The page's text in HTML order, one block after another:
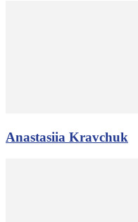
Anastasiia Kravchuk